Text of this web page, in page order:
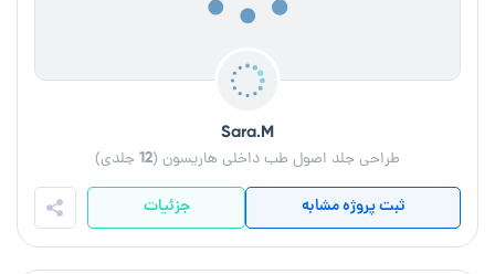
Sara.M
طراحی جلد اصول طب داخلی هاریسون (12 جلدی)
ثبت پروژه مشابه جزئیات